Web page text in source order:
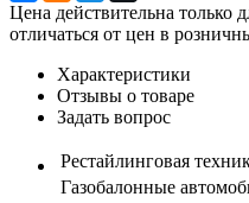
Цена действительна только
отличаться от цен в
Характеристики
Отзывы о товаре
Задать вопрос
Рестайлинговая
Газобалонные